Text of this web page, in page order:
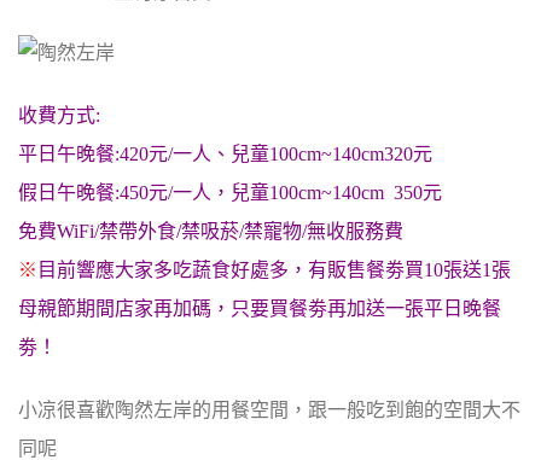
收費方式:
平日午晚餐:420元/一人、兒童100cm~140cm320元
假日午晚餐:450元/一人，兒童100cm~140cm 350元
免費WiFi/禁帶外食/禁吸菸/禁寵物/無收服務費
※ 目前響應大家多吃蔬食好處多，有販售餐劵買10張送1張
母親節期間店家再加碼，只要買餐劵再加送一張平日晚餐
劵！
小凉很喜歡陶然左岸的用餐空間，跟一般吃到飽的空間大不
同呢